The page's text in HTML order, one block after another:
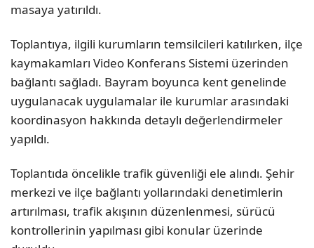
masaya yatırıldı.
Toplantıya, ilgili kurumların temsilcileri katılırken, ilçe
kaymakamları Video Konferans Sistemi üzerinden
bağlantı sağladı. Bayram boyunca kent genelinde
uygulanacak uygulamalar ile kurumlar arasındaki
koordinasyon hakkında detaylı değerlendirmeler
yapıldı.
Toplantıda öncelikle trafik güvenliği ele alındı. Şehir
merkezi ve ilçe bağlantı yollarındaki denetimlerin
artırılması, trafik akışının düzenlenmesi, sürücü
kontrollerinin yapılması gibi konular üzerinde